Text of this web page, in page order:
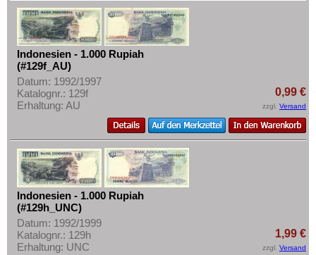
Vietnam
Vietnam Süd
Indonesien - 1.000 Rupiah
(#129f_AU)
Datum: 1992/1997
Katalognr.: 129f
Erhaltung: AU
0,99 €
zzgl. Versand
Indonesien - 1.000 Rupiah
(#129h_UNC)
Datum: 1992/1999
Katalognr.: 129h
Erhaltung: UNC
1,99 €
zzgl. Versand